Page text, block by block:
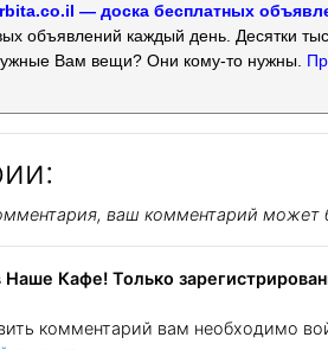
— доска бесплатных
объявлений каждый день. Десятки
Вам вещи? Они кому-то нужны.
ваш комментарий может
Кафе! Только
комментарий вам необходимо